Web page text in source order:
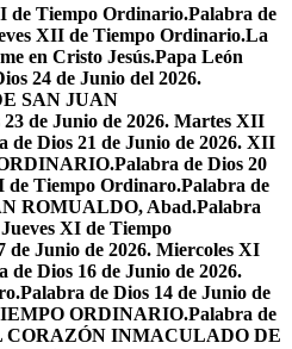
de Tiempo Ordinario.Palabra de
XII de Tiempo Ordinario.La
en Cristo Jesús.Papa León
24 de Junio del 2026.
SAN JUAN
de Junio de 2026. Martes XII
de Dios 21 de Junio de 2026. XII
Palabra de Dios 20
de Tiempo Ordinaro.Palabra de
ROMUALDO, Abad.Palabra
XI de Tiempo
de Junio de 2026. Miercoles XI
de Dios 16 de Junio de 2026.
Palabra de Dios 14 de Junio de
ORDINARIO.Palabra de
CORAZÓN INMACULADO DE